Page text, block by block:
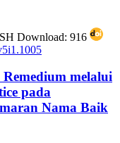
Download: 916
melalui
pada
Nama Baik